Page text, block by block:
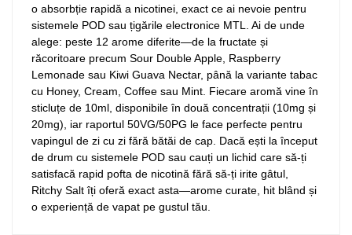
o absorbție rapidă a nicotinei, exact ce ai nevoie pentru
sistemele POD sau țigările electronice MTL. Ai de unde
alege: peste 12 arome diferite—de la fructate și
răcoritoare precum Sour Double Apple, Raspberry
Lemonade sau Kiwi Guava Nectar, până la variante tabac
cu Honey, Cream, Coffee sau Mint. Fiecare aromă vine în
sticluțe de 10ml, disponibile în două concentrații (10mg și
20mg), iar raportul 50VG/50PG le face perfecte pentru
vapingul de zi cu zi fără bătăi de cap. Dacă ești la început
de drum cu sistemele POD sau cauți un lichid care să-ți
satisfacă rapid pofta de nicotină fără să-ți irite gâtul,
Ritchy Salt îți oferă exact asta—arome curate, hit blând și
o experiență de vapat pe gustul tău.